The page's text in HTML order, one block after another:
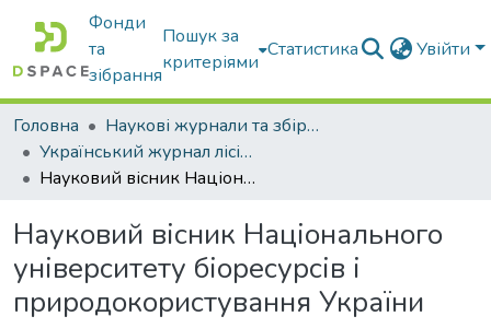
Фонди
та
зібрання
Пошук за
критеріями
Статистика Увійти
Головна
Наукові журнали та збірники видань
Український журнал лісівництва та деревинознавства
Науковий вісник Національного університету біоресурсів і природокористування України
Науковий вісник Національного
університету біоресурсів і
природокористування України